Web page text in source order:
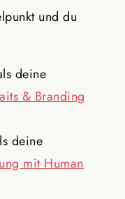
und du
deine
& Branding
deine
mit Human